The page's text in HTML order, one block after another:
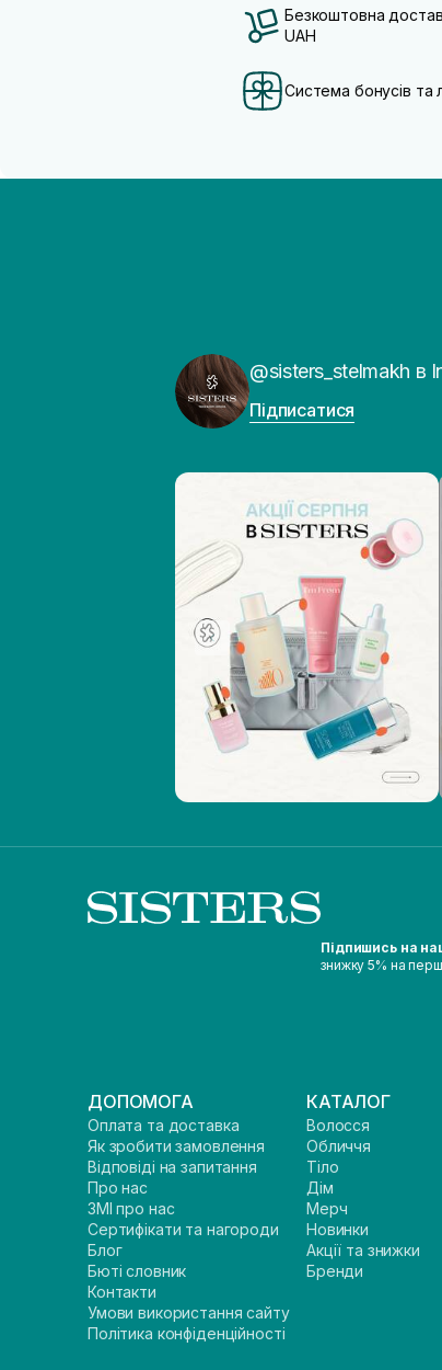
Безкоштовна
UAH
Система бонусів та
@sisters_stelmakh в
Підписатися
Підпишись на
знижку 5% на
ДОПОМОГА
Оплата та доставка
Як зробити замовлення
Відповіді на запитання
Про нас
ЗМІ про нас
Сертифікати та нагороди
Блог
Бюті словник
Контакти
Умови використання сайту
Політика конфіденційності
КАТАЛОГ
Волосся
Обличчя
Тіло
Дім
Мерч
Новинки
Акції та знижки
Бренди